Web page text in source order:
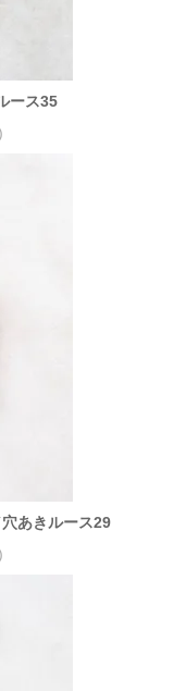
ース35
あきルース29